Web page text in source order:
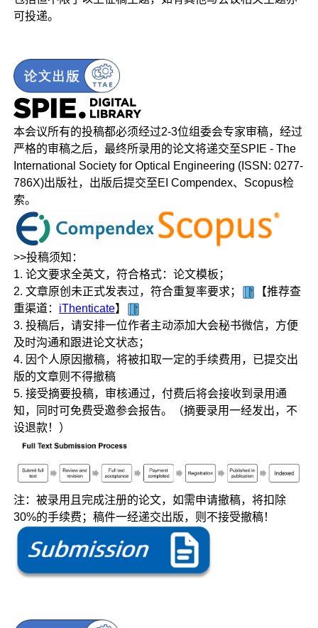
可投递。
本会议所有的投稿都必须经过2-3位组委会专家审稿，经过
严格的审稿之后，最终所录用的论文将递交至SPIE - The
International Society for Optical Engineering (ISSN: 0277-
786X)出版社，出版后提交至EI Compendex、Scopus检
索。
>>投稿须知：
1. 论文要求全英文，符合格式：论文模板；
2. 文章原创未正式发表过，符合重复率要求；
【推荐查
重渠道： iThenticate】
3. 投稿后，请安排一位作者主动添加大会秘书微信，方便
及时沟通和跟进论文状态；
4. 因个人原因撤稿，将被扣取一定的手续费用，已提交出
版的文章则不得撤稿
5. 接受摘要投稿，审核通过，付费后将会接收到录用通
知，同时可免费受邀参会报告。（摘要录用一经发出，不
设退款！）
注：被录用且完成注册的论文，如需申请撤稿，将扣除
30%的手续费；稿件一经递交出版，则不接受撤稿！